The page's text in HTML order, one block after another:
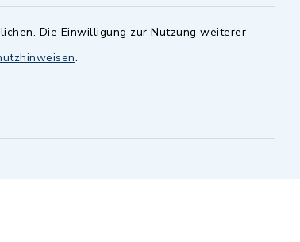
Die Einwilligung zur Nutzung weiterer
.